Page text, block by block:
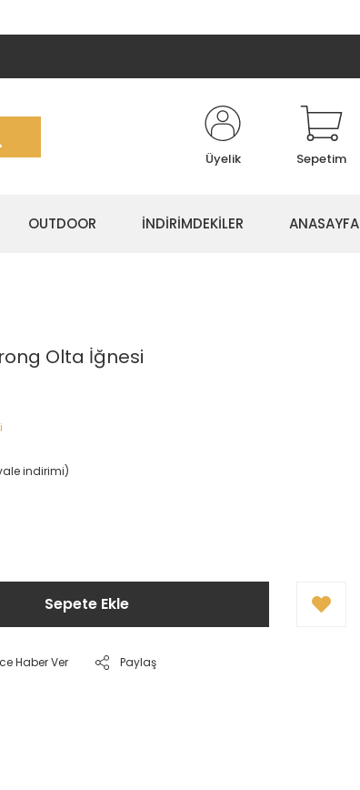
Üyelik Sepetim
OUTDOOR İNDİRİMDEKİLER ANASAYFA
Olta İğnesi
indirimi)
Sepete Ekle
Haber Ver Paylaş